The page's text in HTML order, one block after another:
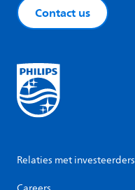
Contact us
Relaties met investeerders